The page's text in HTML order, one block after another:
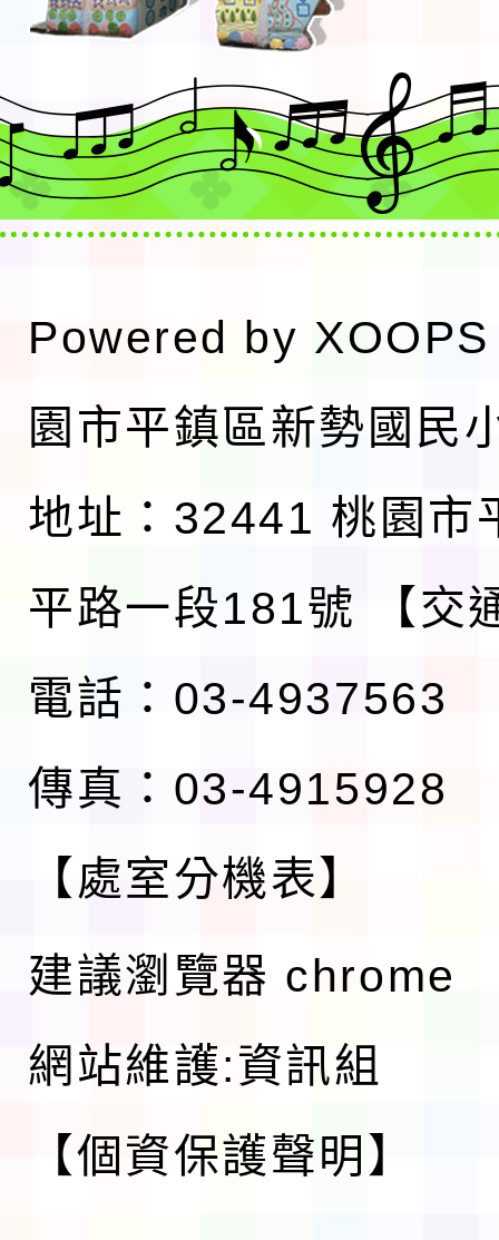
Powered by XOOPS
園市平鎮區新勢國民
地址：32441 桃園市
平路一段181號
【交
電話：03-4937563
傳真：03-4915928
【處室分機表】
建議瀏覽器 chrome
網站維護:資訊組
【個資保護聲明】